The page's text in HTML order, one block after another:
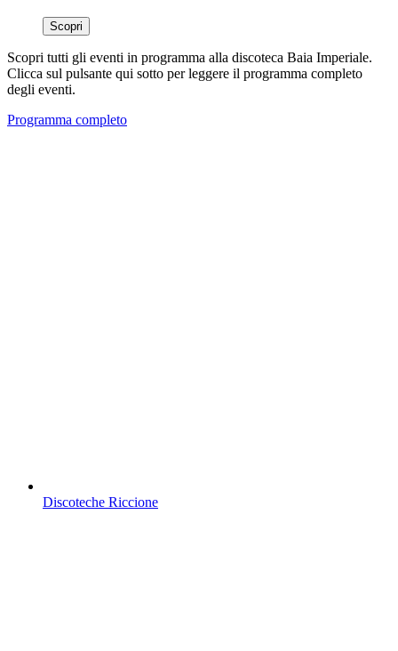
Scopri
Scopri tutti gli eventi in programma alla discoteca Baia Imperiale.
Clicca sul pulsante qui sotto per leggere il programma completo
degli eventi.
Programma completo
Discoteche Riccione